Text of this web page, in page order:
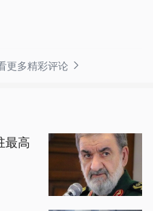
更多精彩评论
最高